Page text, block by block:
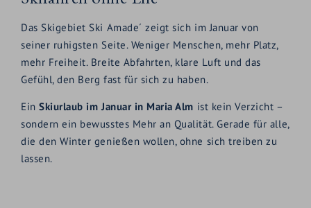
Das Skigebiet Ski Amade´ zeigt sich im Januar von
seiner ruhigsten Seite. Weniger Menschen, mehr Platz,
mehr Freiheit. Breite Abfahrten, klare Luft und das
Gefühl, den Berg fast für sich zu haben.
EinSkiurlaub im Januar in Maria Alm ist kein Verzicht –
sondern ein bewusstes Mehr an Qualität. Gerade für alle,
die den Winter genießen wollen, ohne sich treiben zu
lassen.